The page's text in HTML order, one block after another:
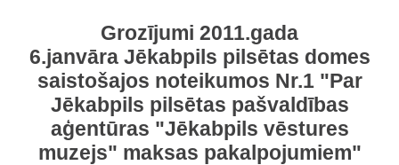
Grozījumi 2011.gada
6.janvāra Jēkabpils pilsētas domes
saistošajos noteikumos Nr.1 "Par
Jēkabpils pilsētas pašvaldības
aģentūras "Jēkabpils vēstures
muzejs" maksas pakalpojumiem"